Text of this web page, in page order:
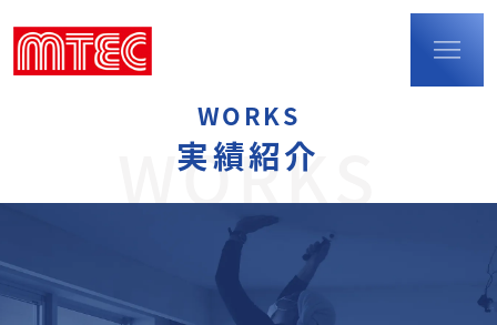
事業内容
建設事業 防火扉・
耐火断熱パネル
WORKS
実績紹介
WORKS